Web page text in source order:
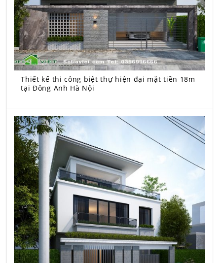
Thiết kế thi công biệt thự hiện đại mặt tiền 18m
tại Đông Anh Hà Nội